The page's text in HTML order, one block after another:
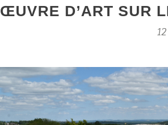
(CAMPAGNE
ŒUVRE D’ART SUR